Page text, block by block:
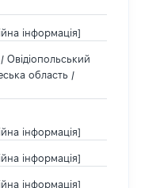
інформація]
Овідіопольський
область /
інформація]
інформація]
інформація]